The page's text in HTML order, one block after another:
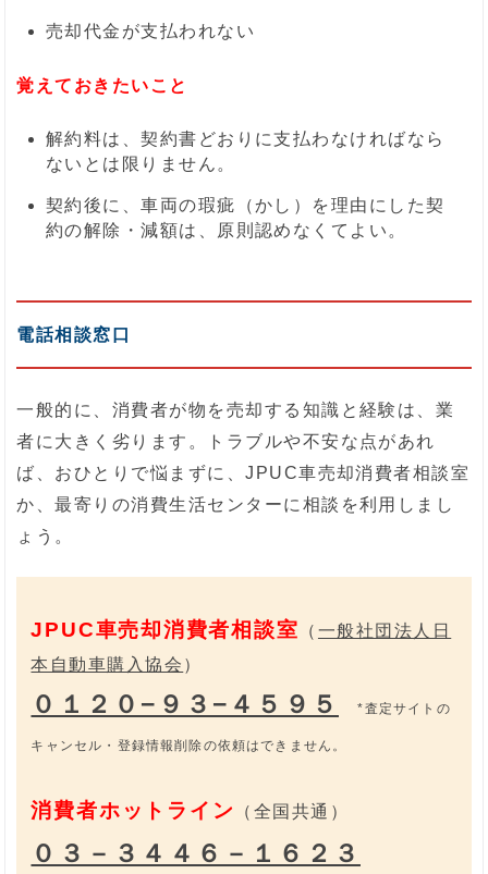
売却代金が支払われない
覚えておきたいこと
解約料は、契約書どおりに支払わなければなら
ないとは限りません。
契約後に、車両の瑕疵（かし）を理由にした契
約の解除・減額は、原則認めなくてよい。
電話相談窓口
一般的に、消費者が物を売却する知識と経験は、業
者に大きく劣ります。トラブルや不安な点があれ
ば、おひとりで悩まずに、JPUC車売却消費者相談室
か、最寄りの消費生活センターに相談を利用しまし
ょう。
JPUC車売却消費者相談室 （ 一般社団法人日
本自動車購入協会 ）
０１２０−９３−４５９５ *査定サイトの
キャンセル・登録情報削除の依頼はできません。
消費者ホットライン （全国共通）
０３－３４４６－１６２３